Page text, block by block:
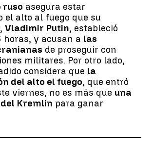
ruso asegura estar
el alto al fuego que su
Vladimir Putin, estableció
horas, y acusan a las
de proseguir con
militares. Por otro lado,
considera que la
del alto el fuego, que entró
viernes, no es más que una
Kremlin para ganar